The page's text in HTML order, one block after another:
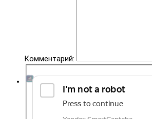
Комментарий:
Комплектующие